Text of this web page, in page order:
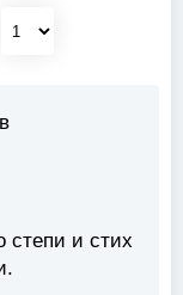
степи и стих